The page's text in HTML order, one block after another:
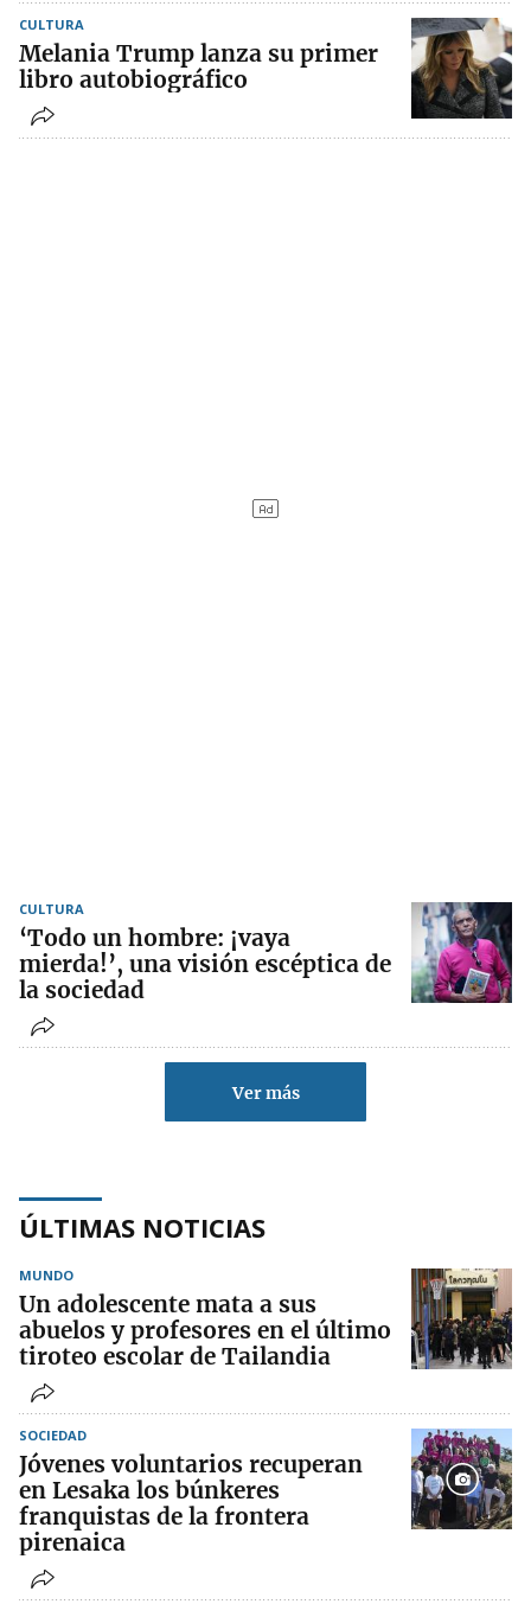
CULTURA
Melania Trump lanza su primer
libro autobiográfico
CULTURA
‘Todo un hombre: ¡vaya
mierda!’, una visión escéptica de
la sociedad
Ver más
ÚLTIMAS NOTICIAS
MUNDO
Un adolescente mata a sus
abuelos y profesores en el último
tiroteo escolar de Tailandia
SOCIEDAD
Jóvenes voluntarios recuperan
en Lesaka los búnkeres
franquistas de la frontera
pirenaica